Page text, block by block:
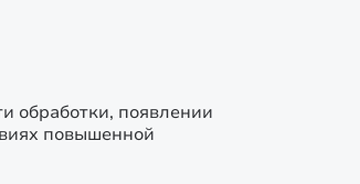
обработки, появлении
повышенной